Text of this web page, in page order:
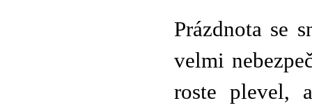
Prázdnota se
velmi
roste plevel,